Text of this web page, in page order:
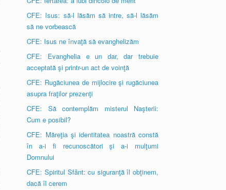
CFE: Isus: să-l lăsăm să intre, să-l lăsăm
să ne vorbească
CFE: Isus ne învaţă să evanghelizăm
CFE: Evanghelia e un dar, dar trebuie
acceptată şi printr-un act de voinţă
CFE: Rugăciunea de mijlocire şi rugăciunea
asupra fraţilor prezenţi
CFE: Să contemplăm misterul Naşterii:
Cum e posibil?
CFE: Măreţia şi identitatea noastră constă
în a-i fi recunoscători şi a-i mulţumi
Domnului
CFE: Spiritul Sfânt: cu siguranţă îl obţinem,
dacă îl cerem